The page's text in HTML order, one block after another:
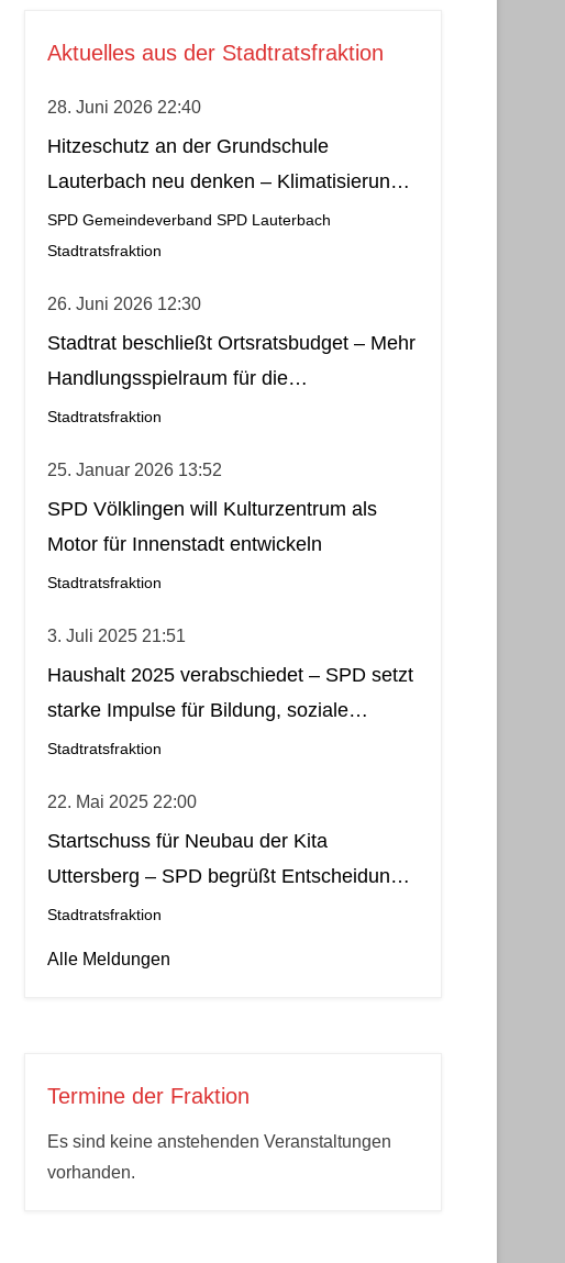
Aktuelles aus der Stadtratsfraktion
28. Juni 2026 22:40
Hitzeschutz an der Grundschule
Lauterbach neu denken – Klimatisierung
als wirtschaftliche und nachhaltige Lösung
SPD Gemeindeverband SPD Lauterbach
Stadtratsfraktion
26. Juni 2026 12:30
Stadtrat beschließt Ortsratsbudget – Mehr
Handlungsspielraum für die
Gemeindebezirke
Stadtratsfraktion
25. Januar 2026 13:52
SPD Völklingen will Kulturzentrum als
Motor für Innenstadt entwickeln
Stadtratsfraktion
3. Juli 2025 21:51
Haushalt 2025 verabschiedet – SPD setzt
starke Impulse für Bildung, soziale
Gerechtigkeit, Stadtteilleben und Kultur
Stadtratsfraktion
22. Mai 2025 22:00
Startschuss für Neubau der Kita
Uttersberg – SPD begrüßt Entscheidung
Stadtratsfraktion
Alle Meldungen
Termine der Fraktion
Es sind keine anstehenden Veranstaltungen
vorhanden.